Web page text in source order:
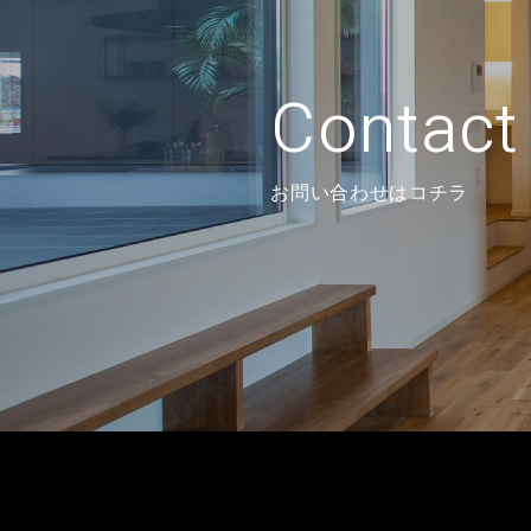
お問い合わせはコチラ